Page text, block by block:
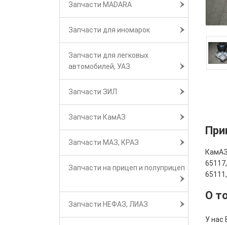
Запчасти MADARA
Запчасти для иномарок
Запчасти для легковых
автомобилей, УАЗ
Запчасти ЗИЛ
Запчасти КамАЗ
Запчасти МАЗ, КРАЗ
Запчасти на прицеп и полуприцеп
Запчасти НЕФАЗ, ЛИАЗ
О
У нас